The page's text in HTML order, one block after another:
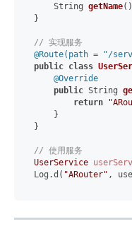
    String
getName()
}
// 实现服务
@Route(path = "/
public class
@Override
public String
return
    }
}
// 使用服务
UserService
Log.d( "ARouter"